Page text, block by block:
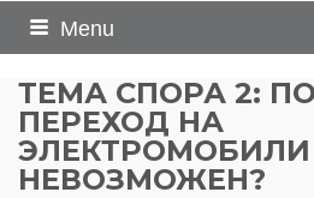
Menu
ТЕМА СПОРА 2:
ПЕРЕХОД НА
ЭЛЕКТРОМОБИЛИ
НЕВОЗМОЖЕН?